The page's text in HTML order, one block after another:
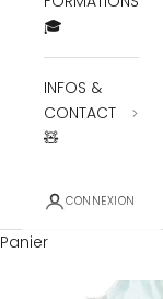
🎓
INFOS &
CONTACT
🧸
CONNEXION
Panier